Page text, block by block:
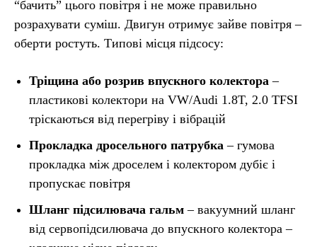
“бачить” цього повітря і не може правильно
розрахувати суміш. Двигун отримує зайве повітря –
оберти ростуть. Типові місця підсосу:
Тріщина або розрив впускного колектора –
пластикові колектори на VW/Audi 1.8T, 2.0 TFSI
тріскаються від перегріву і вібрацій
Прокладка дросельного патрубка – гумова
прокладка між дроселем і колектором дубіє і
пропускає повітря
Шланг підсилювача гальм – вакуумний шланг
від сервопідсилювача до впускного колектора –